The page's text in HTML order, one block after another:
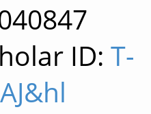
ID: T-